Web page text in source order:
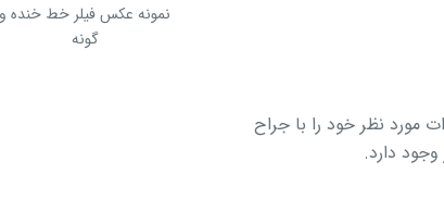
مورد نظر خود را با جراح
دارد.
نمونه عکس فیلر خط خنده و
گونه